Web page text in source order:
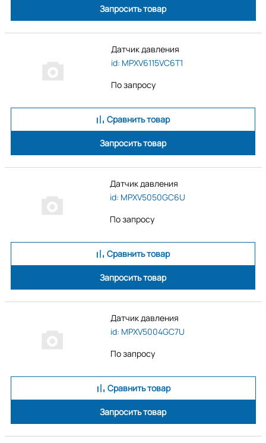
Запросить товар
Датчик давления
id: MPXV6115VC6T1
По запросу
Сравнить товар
Запросить товар
Датчик давления
id: MPXV5050GC6U
По запросу
Сравнить товар
Запросить товар
Датчик давления
id: MPXV5004GC7U
По запросу
Сравнить товар
Запросить товар